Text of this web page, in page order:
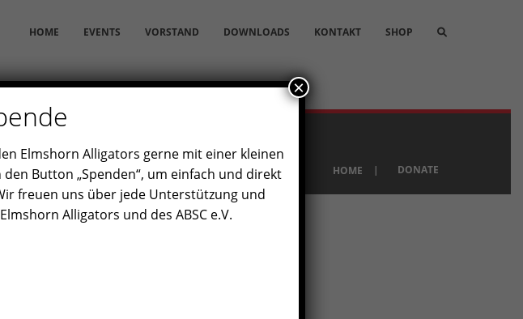
HOME EVENTS VORSTAND DOWNLOADS KONTAKT SHOP
HOME | DONATE
Elmshorn Alligators gerne mit einer kleinen
Button „Spenden“, um einfach und direkt
freuen uns über jede Unterstützung und
Alligators und des ABSC e.V.
×